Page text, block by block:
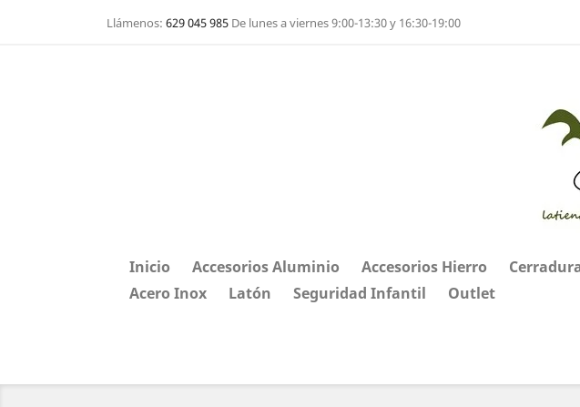
Llámenos: 629 045 985 De lunes a viernes 9:00-13:30 y 16:30-19:00
Inicio Accesorios Aluminio Accesorios Hierro
Acero Inox
Latón Seguridad Infantil Outlet